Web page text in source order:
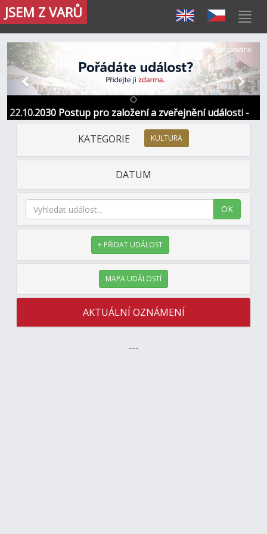
JSEM Z VARŮ
22.10.2030 Postup pro založení a zveřejnění události -
Informace / kontakt
Předchozí Další
Sponzorováno
KATEGORIE KULTURA
DATUM
OK
+ PŘIDAT UDÁLOST
MAPA UDÁLOSTÍ
AKTUÁLNÍ OZNÁMENÍ
---